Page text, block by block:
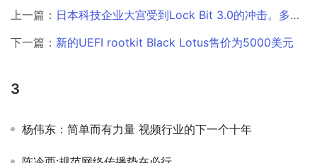
上一篇： 日本科技企业大宫受到Lock Bit 3.0的冲击。多条供应链潜在地受到影响
下一篇： 新的UEFI rootkit Black Lotus售价为5000美元
3
杨伟东：简单而有力量 视频行业的下一个十年